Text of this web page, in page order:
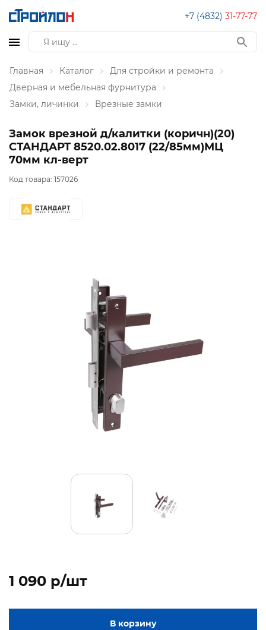
+7 (4832) 31-77-77
Главная Каталог
Для стройки и ремонта
Дверная и мебельная фурнитура
Замки, личинки
Врезные замки
Замок врезной д/калитки (коричн)(20)
СТАНДАРТ 8520.02.8017 (22/85мм)МЦ
70мм кл-верт
Код товара: 157026
1 090 p/шт
В корзину